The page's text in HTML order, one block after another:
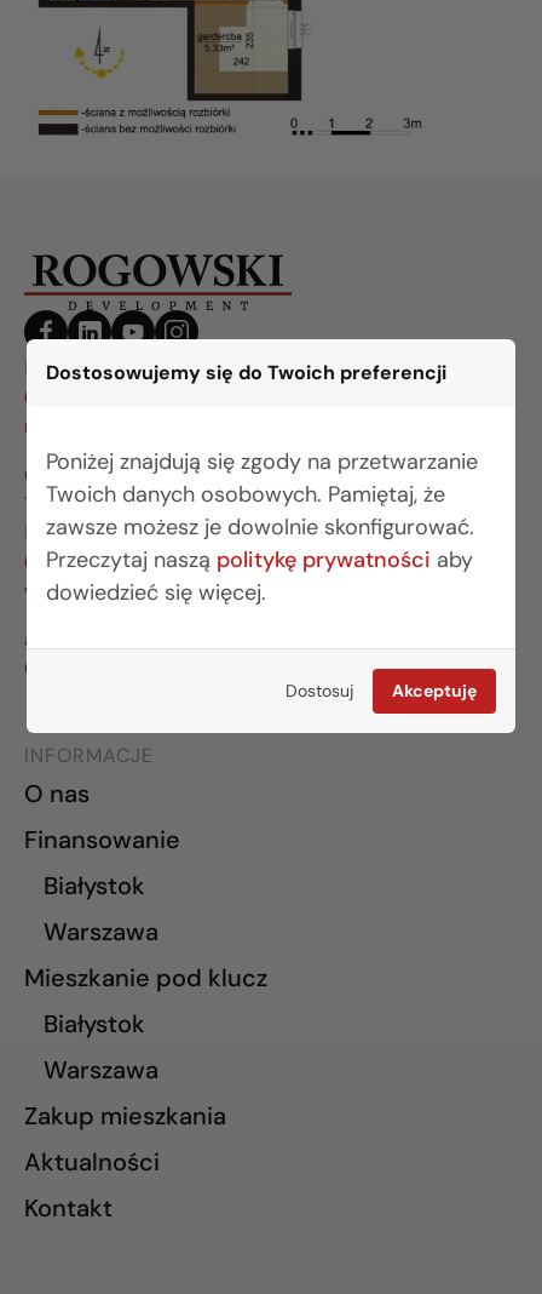
Dostosowujemy się do Twoich preferencji
Poniżej znajdują się zgody na przetwarzanie
Twoich danych osobowych. Pamiętaj, że
zawsze możesz je dowolnie skonfigurować.
Przeczytaj naszą politykę prywatności aby
dowiedzieć się więcej.
Dostosuj Akceptuję
BIURO BIAŁYSTOK
(85) 749 99 09
mieszkania@rogowskidevelopment.pl
ul. Legionowa 28 lok. 202
15-281 Białystok
BIURO WARSZAWA
(22) 642 03 55
warszawa@rogowskidevelopment.pl
al. Wilanowska 67E lok. U5
02-765 Warszawa
INFORMACJE
O nas
Finansowanie
Białystok
Warszawa
Mieszkanie pod klucz
Białystok
Warszawa
Zakup mieszkania
Aktualności
Kontakt